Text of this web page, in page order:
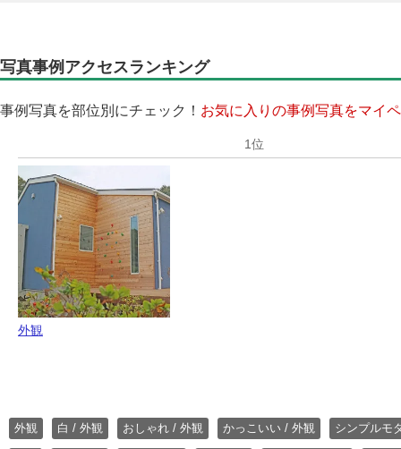
写真事例アクセスランキング
事例写真を部位別にチェック！ お気に入りの事例写真をマイ
外観
外観 白 / 外観 おしゃれ / 外観 かっこいい / 外観 シンプルモ